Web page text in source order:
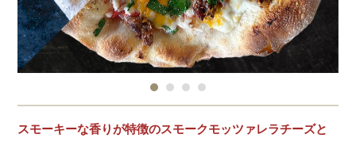
スモーキーな香りが特徴のスモークモッツァレラチーズと